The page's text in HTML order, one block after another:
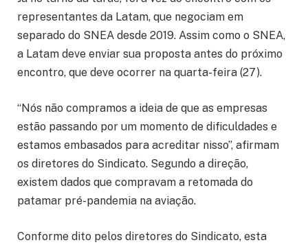
representantes da Latam, que negociam em
separado do SNEA desde 2019. Assim como o SNEA,
a Latam deve enviar sua proposta antes do próximo
encontro, que deve ocorrer na quarta-feira (27).
“Nós não compramos a ideia de que as empresas
estão passando por um momento de dificuldades e
estamos embasados para acreditar nisso”, afirmam
os diretores do Sindicato. Segundo a direção,
existem dados que compravam a retomada do
patamar pré-pandemia na aviação.
Conforme dito pelos diretores do Sindicato, esta